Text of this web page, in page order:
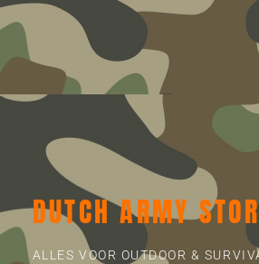
DUTCH ARMY
ALLES VOOR OUTDOOR &